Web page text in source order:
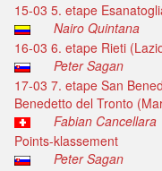
15-03 5. etape
Nairo Quintana
16-03 6. etape Rieti
Peter Sagan
17-03 7. etape San
Benedetto del Tronto
Fabian Cancellara
Points-klassement
Peter Sagan